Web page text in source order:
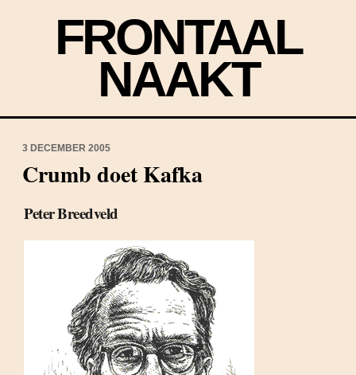
FRONTAAL
NAAKT
3 DECEMBER 2005
Crumb doet Kafka
Peter Breedveld